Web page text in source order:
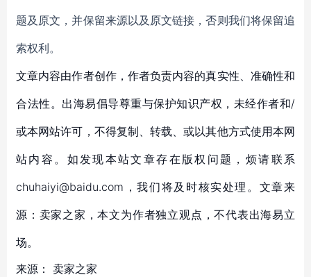
题及原文，并保留来源以及原文链接，否则我们将保留追
索权利。
文章内容由作者创作，作者负责内容的真实性、准确性和
合法性。出海易倡导尊重与保护知识产权，未经作者和/
或本网站许可，不得复制、转载、或以其他方式使用本网
站内容。如发现本站文章存在版权问题，烦请联系
chuhaiyi@baidu.com，我们将及时核实处理。文章来
源：卖家之家，本文为作者独立观点，不代表出海易立
场。
来源： 卖家之家